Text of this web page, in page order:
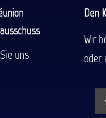
uns
Den
Wir
oder